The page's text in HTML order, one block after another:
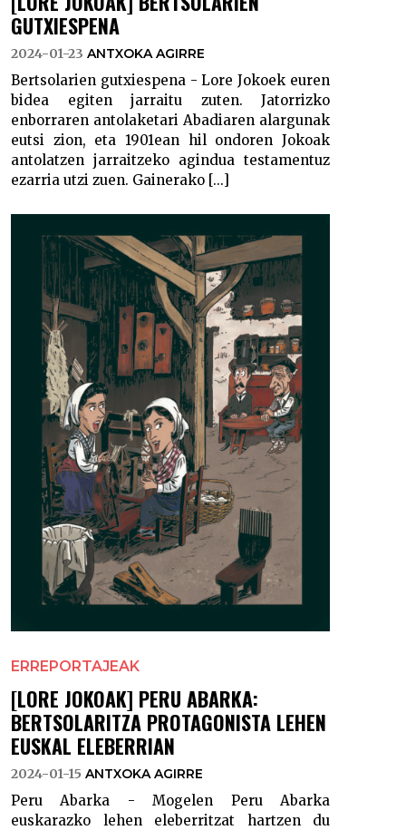
GUTXIESPENA
2024-01-23 ANTXOKA AGIRRE
Bertsolarien gutxiespena - Lore Jokoek euren
bidea egiten jarraitu zuten. Jatorrizko
enborraren antolaketari Abadiaren alargunak
eutsi zion, eta 1901ean hil ondoren Jokoak
antolatzen jarraitzeko agindua testamentuz
ezarria utzi zuen. Gainerako [...]
ERREPORTAJEAK
[LORE JOKOAK] PERU ABARKA:
BERTSOLARITZA PROTAGONISTA LEHEN
EUSKAL ELEBERRIAN
2024-01-15 ANTXOKA AGIRRE
Peru Abarka - Mogelen Peru Abarka
euskarazko lehen eleberritzat hartzen du